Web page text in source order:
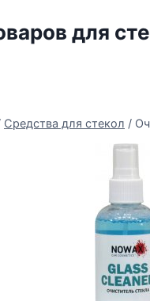
для
Средства для стекол /